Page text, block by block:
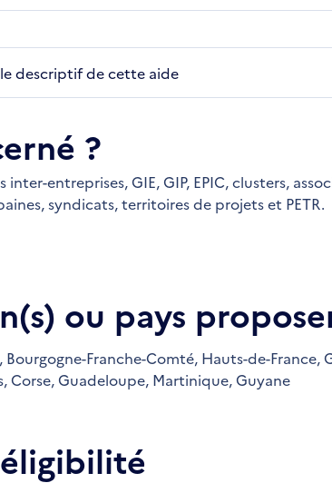
descriptif de cette aide
?
entreprises, GIE, GIP, EPIC, clusters,
syndicats, territoires de projets et PETR.
ou pays
Bourgogne-Franche-Comté, Hauts-de-France,
Corse,Guadeloupe, Martinique,Guyane